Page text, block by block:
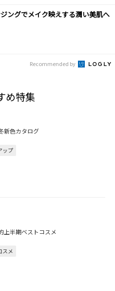
ングでメイク映えする潤い美肌へ
Recommended by
め特集
新色カタログ
ップ
上半期ベストコスメ
スメ